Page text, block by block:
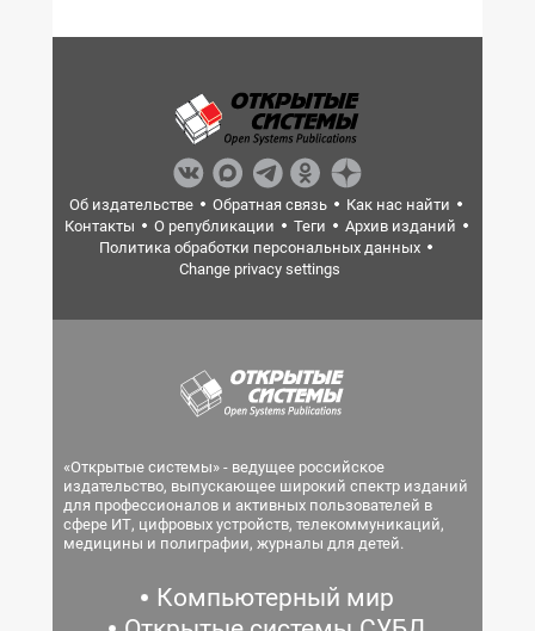
Об издательстве Обратная связь
Как нас найти
Контакты
О републикации Теги
Архив изданий
Политика обработки персональных данных
Change privacy settings
«Открытые системы» - ведущее российское
издательство, выпускающее широкий спектр изданий
для профессионалов и активных пользователей в
сфере ИТ, цифровых устройств, телекоммуникаций,
медицины и полиграфии, журналы для детей.
Компьютерный мир